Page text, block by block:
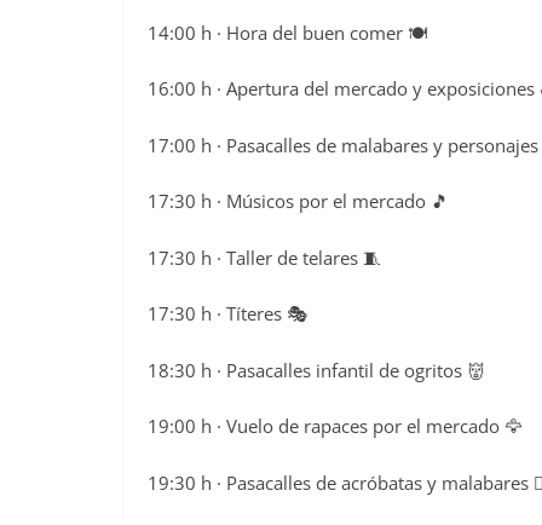
14:00 h · Hora del buen comer 🍽️
16:00 h · Apertura del mercado y exposiciones
17:00 h · Pasacalles de malabares y personajes
17:30 h · Músicos por el mercado 🎵
17:30 h · Taller de telares 🧵
17:30 h · Títeres 🎭
18:30 h · Pasacalles infantil de ogritos 👹
19:00 h · Vuelo de rapaces por el mercado 🦅
19:30 h · Pasacalles de acróbatas y malabares